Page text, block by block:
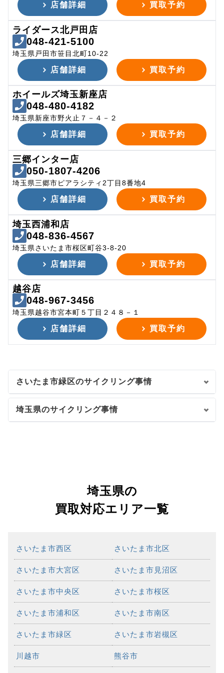
店舗詳細 買取予約
ライダース北戸田店
048-421-5100
埼玉県戸田市笹目北町10-22
店舗詳細 買取予約
ホイールズ埼玉新座店
048-480-4182
埼玉県新座市野火止７－４－２
店舗詳細 買取予約
三郷インター店
050-1807-4206
埼玉県三郷市ピアラシティ2丁目8番地4
店舗詳細 買取予約
埼玉西浦和店
048-836-4567
埼玉県さいたま市桜区町谷3-8-20
店舗詳細 買取予約
越谷店
048-967-3456
埼玉県越谷市宮本町５丁目２４８－１
店舗詳細 買取予約
さいたま市緑区のサイクリング事情
埼玉県のサイクリング事情
埼玉県の
買取対応エリア一覧
さいたま市西区 さいたま市北区
さいたま市大宮区 さいたま市見沼区
さいたま市中央区 さいたま市桜区
さいたま市浦和区 さいたま市南区
さいたま市緑区 さいたま市岩槻区
川越市 熊谷市